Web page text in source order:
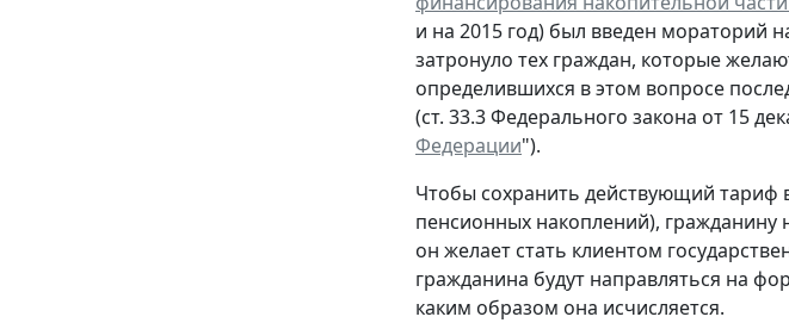
и на 2015 год) был введен мораторий
затронуло тех граждан, которые
определившихся в этом вопросе
(ст. 33.3 Федерального закона от 15
Федерации").
Чтобы сохранить действующий тариф
пенсионных накоплений),
он желает стать клиентом
гражданина будут направляться на
каким образом она исчисляется.